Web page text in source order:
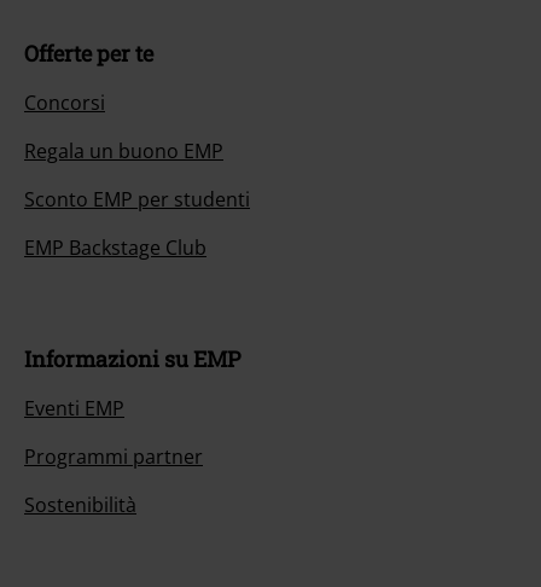
Offerte per te
Concorsi
Regala un buono EMP
Sconto EMP per studenti
EMP Backstage Club
Informazioni su EMP
Eventi EMP
Programmi partner
Sostenibilità